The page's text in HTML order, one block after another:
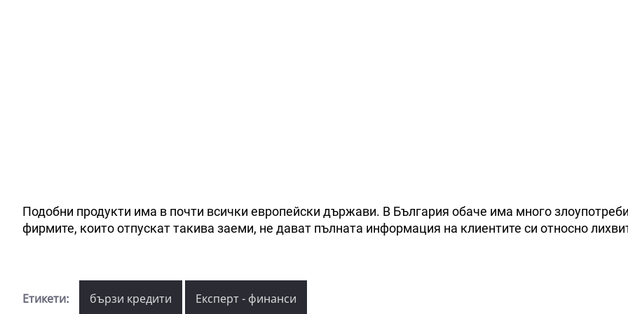
Подобни продукти има в почти всички европейски държави. В България обаче има много
фирмите, които отпускат такива заеми, не дават пълната информация на клиентите си относно
Етикети: бързи кредити Експерт - финанси